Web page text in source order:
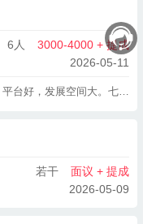
6人
3000-4000 + 提成
2026-05-11
选择七色花儿童摄影的六大理由: 1、平台好，发展空间大。七色花儿童摄影，是余姚市儿童摄影第一品牌，老店---风格和思路绝对不老，资源广，福利多。在余姚和宁波都有分店。 2、工资高，月薪5000元一10000元。 3、福利多，每年外地旅游至少一次，每月团队活动，年终福利。 4、工资准时发，从不拖欠。 5、每年有多次带薪外出学习专业知识的机会， 6、有一伙爱拍照的团队，有一个陪我们一起疯一起玩一起成长的老板。 准备好你的作品和合作意向 赶紧微信联系974618673 包吃住，包路费
若干
面议 + 提成
2026-05-09